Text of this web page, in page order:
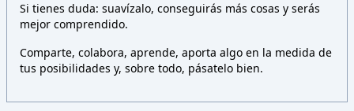
Si tienes duda: suavízalo, conseguirás más cosas y serás
mejor comprendido.
Comparte, colabora, aprende, aporta algo en la medida de
tus posibilidades y, sobre todo, pásatelo bien.